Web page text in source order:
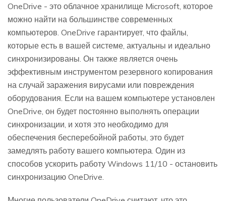
OneDrive - это облачное хранилище Microsoft, которое
можно найти на большинстве современных
компьютеров. OneDrive гарантирует, что файлы,
которые есть в вашей системе, актуальны и идеально
синхронизированы. Он также является очень
эффективным инструментом резервного копирования
на случай заражения вирусами или повреждения
оборудования. Если на вашем компьютере установлен
OneDrive, он будет постоянно выполнять операции
синхронизации, и хотя это необходимо для
обеспечения бесперебойной работы, это будет
замедлять работу вашего компьютера. Один из
способов ускорить работу Windows 11/10 - остановить
синхронизацию OneDrive.